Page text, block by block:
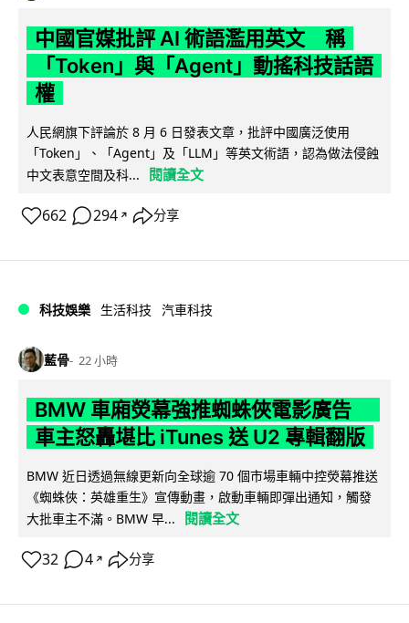
中國官媒批評 AI 術語濫用英文 稱
「Token」與「Agent」動搖科技話語
權
人民網旗下評論於 8 月 6 日發表文章，批評中國廣泛使用
「Token」、「Agent」及「LLM」等英文術語，認為做法侵蝕
中文表意空間及科...
閱讀全文
662 294 ↗ 分享
科技娛樂 生活科技 汽車科技
藍骨 22 小時
BMW 車廂熒幕強推蜘蛛俠電影廣告
車主怒轟堪比 iTunes 送 U2 專輯翻版
BMW 近日透過無線更新向全球逾 70 個市場車輛中控熒幕推送
《蜘蛛俠：英雄重生》宣傳動畫，啟動車輛即彈出通知，觸發
大批車主不滿。BMW 早...
閱讀全文
32 4 ↗ 分享